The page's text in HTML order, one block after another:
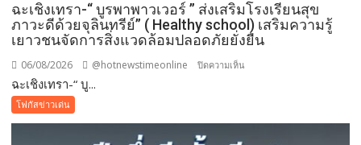
ฉะเชิงเทรา-​“ บูรพาพาวเวอร์ ” ส่งเสริมโรงเรียนสุข
ภาวะดีด้วยจุลินทรีย์” ( Healthy school) เสริมความรู้
เยาวชนจัดการสิ่งแวดล้อมปลอดภัยยั่งยืน
06/08/2026 @hotnewstimeonline ปิดความเห็น
ฉะเชิงเทรา-​“ บู...
โฟกัสข่าวเด่น